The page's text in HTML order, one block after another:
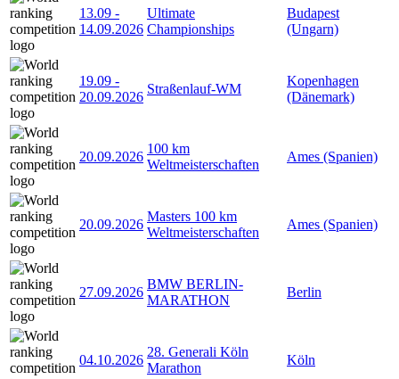
13.09 -
14.09.2026
Ultimate
Championships
Budapest
(Ungarn)
19.09 -
20.09.2026
Straßenlauf-WM
Kopenhagen
(Dänemark)
20.09.2026
100 km
Weltmeisterschaften
Ames (Spanien)
20.09.2026
Masters 100 km
Weltmeisterschaften
Ames (Spanien)
27.09.2026
BMW BERLIN-
MARATHON
Berlin
04.10.2026
28. Generali Köln
Marathon
Köln